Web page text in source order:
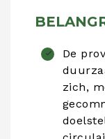
De
zich,